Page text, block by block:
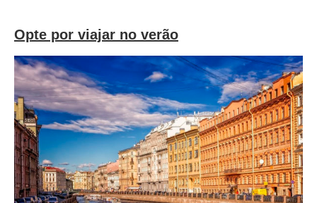
Opte por viajar no verão